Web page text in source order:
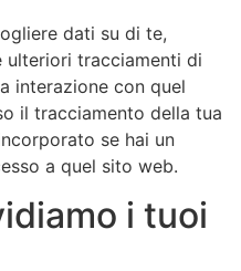
dati su di te,
ulteriori tracciamenti di
interazione con quel
il tracciamento della tua
se hai un
a quel sito web.
i tuoi